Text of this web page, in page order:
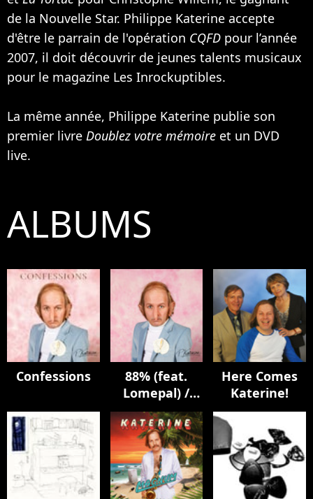
de la Nouvelle Star. Philippe Katerine accepte
d'être le parrain de l'opération CQFD pour l’année
2007, il doit découvrir de jeunes talents musicaux
pour le magazine Les Inrockuptibles.
La même année, Philippe Katerine publie son
premier livre Doublez votre mémoire et un DVD
live.
ALBUMS
Confessions
88% (feat.
Lomepal) /
Blond (avec
Gérard
Depardieu) /
Bonhommes
Here Comes
Katerine!